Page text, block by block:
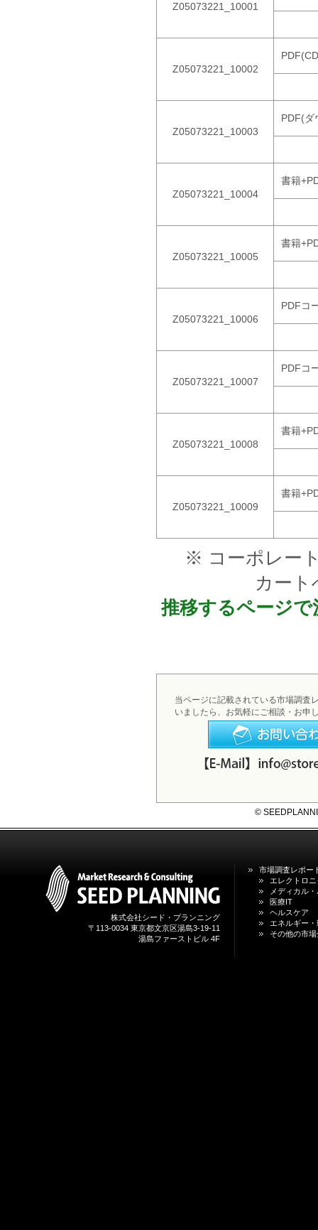
Z05073221_10001
Z05073221_10002
Z05073221_10003
PDF(ダ
Z05073221_10004
書籍
Z05073221_10005
書籍
Z05073221_10006
PDFコ
Z05073221_10007
PDFコ
Z05073221_10008
書籍
Z05073221_10009
書籍
※ コーポレー
カー
推移するページで
当ページに記載されている市場調査
いましたら、お気軽にご相談・お申
©
株式会社シード・プランニング
〒113-0034 東京都文京区湯島3-19-11
湯島ファーストビル 4F
市場調査レポー
エレクトロ
メディカル
医療IT
ヘルスケア
エネルギー
その他の市